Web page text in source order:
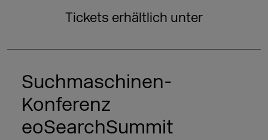
Tickets erhältlich unter
Suchmaschinen-
Konferenz
eoSearchSummit